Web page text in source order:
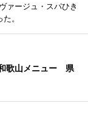
ァージュ・スパひき
。
歌山メニュー 県